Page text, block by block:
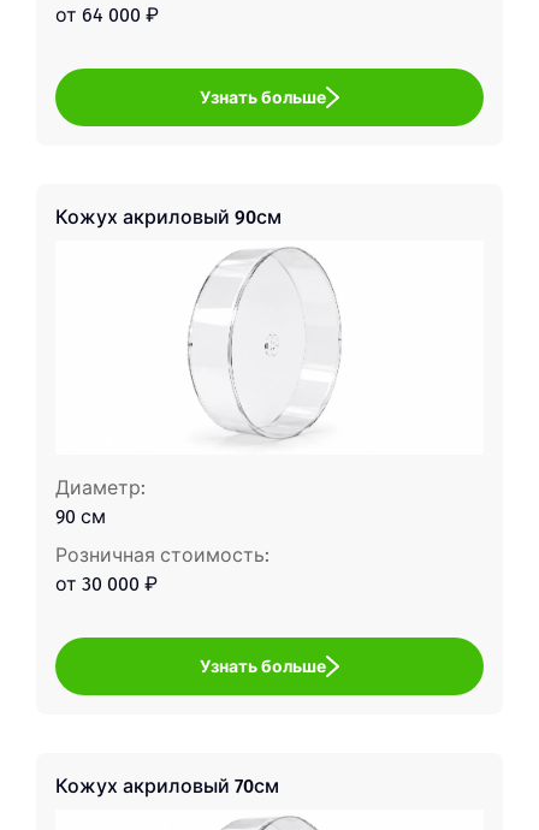
от 64 000 ₽
Узнать больше
Кожух акриловый 90см
Диаметр:
90 см
Розничная стоимость:
от 30 000 ₽
Узнать больше
Кожух акриловый 70см